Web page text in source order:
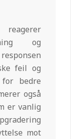
og
feil og
bedre
også
er vanlig
mot